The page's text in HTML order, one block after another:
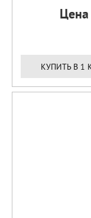
Цена
КУПИТЬ В 1